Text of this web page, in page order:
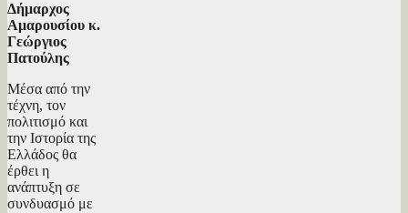
Δήμαρχος
Αμαρουσίου κ.
Γεώργιος
Πατούλης
Μέσα από την
τέχνη, τον
πολιτισμό και
την Ιστορία της
Ελλάδος θα
έρθει η
ανάπτυξη σε
συνδυασμό με